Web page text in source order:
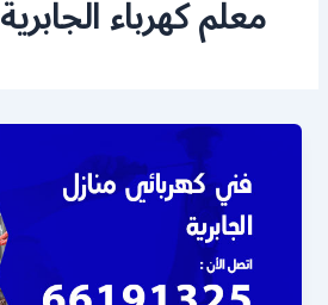
معلم كهرباء الجابرية